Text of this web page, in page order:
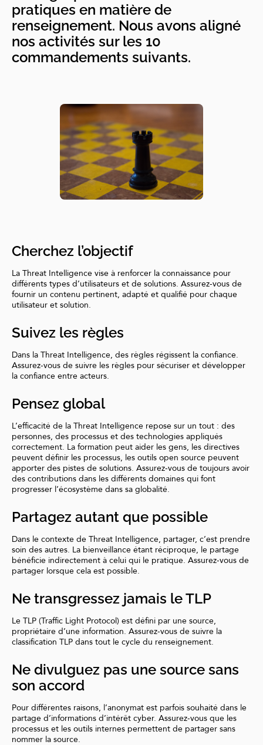
pratiques en matière de
renseignement. Nous avons aligné
nos activités sur les 10
commandements suivants.
Cherchez l’objectif
La Threat Intelligence vise à renforcer la connaissance pour
différents types d’utilisateurs et de solutions. Assurez-vous de
fournir un contenu pertinent, adapté et qualifié pour chaque
utilisateur et solution.
Suivez les règles
Dans la Threat Intelligence, des règles régissent la confiance.
Assurez-vous de suivre les règles pour sécuriser et développer
la confiance entre acteurs.
Pensez global
L’efficacité de la Threat Intelligence repose sur un tout : des
personnes, des processus et des technologies appliqués
correctement. La formation peut aider les gens, les directives
peuvent définir les processus, les outils open source peuvent
apporter des pistes de solutions. Assurez-vous de toujours avoir
des contributions dans les différents domaines qui font
progresser l’écosystème dans sa globalité.
Partagez autant que possible
Dans le contexte de Threat Intelligence, partager, c’est prendre
soin des autres. La bienveillance étant réciproque, le partage
bénéficie indirectement à celui qui le pratique. Assurez-vous de
partager lorsque cela est possible.
Ne transgressez jamais le TLP
Le TLP (Traffic Light Protocol) est défini par une source,
propriétaire d’une information. Assurez-vous de suivre la
classification TLP dans tout le cycle du renseignement.
Ne divulguez pas une source sans
son accord
Pour différentes raisons, l’anonymat est parfois souhaité dans le
partage d’informations d’intérêt cyber. Assurez-vous que les
processus et les outils internes permettent de partager sans
nommer la source.